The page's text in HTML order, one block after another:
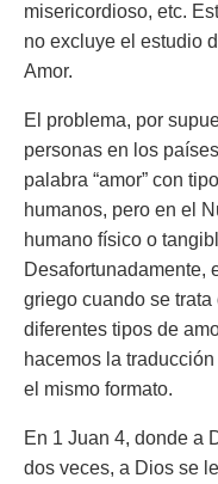
misericordioso, etc.
no excluye el estudio
Amor.
El problema, por
personas en los
palabra “amor” con
humanos, pero en el
humano físico o
Desafortunadamente,
griego cuando se
diferentes tipos de
hacemos la
el mismo formato.
En 1 Juan 4, donde a
dos veces, a Dios se